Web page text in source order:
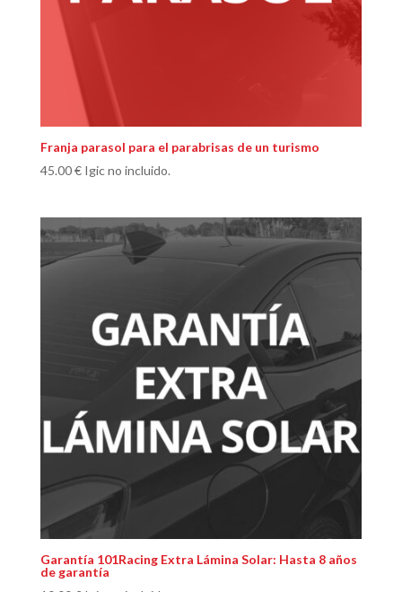
Franja parasol para el parabrisas de un turismo
45.00€ Igic no incluido.
Garantía 101Racing Extra Lámina Solar: Hasta 8 años
de garantía